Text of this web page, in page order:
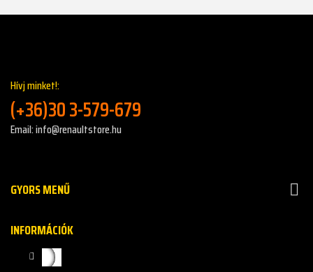
Hívj minket!:
(+36)30 3-579-679
Email: info@renaultstore.hu
GYORS MENŰ 
INFORMÁCIÓK